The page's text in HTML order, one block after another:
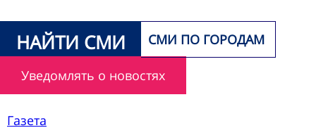
НАЙТИ СМИ СМИ ПО ГОРОДАМ
Уведомлять о новостях
Газета